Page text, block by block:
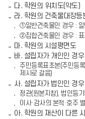
다. 학원의 위치도(약도)
라. 학원의 건축물대장등
①일반건축물인 경우 :
②집합건축물인 경우 : 표
마. 학원의 시설평면도
바. 설립자가 개인인 경우
주민등록표초본(주민등
제시로 갈음)
사. 설립자가 법인인 경우
정관(원본지참), 법인등
이사·감사의 본적·호주
아. 학원의 재산이 다른